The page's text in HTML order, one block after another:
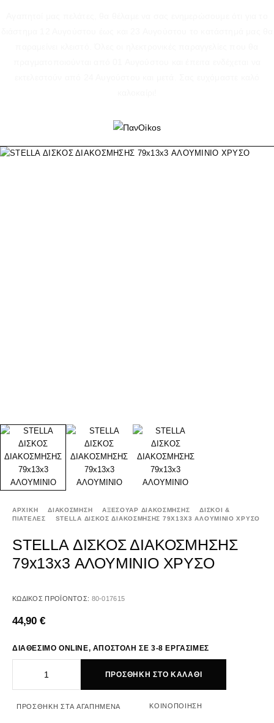
ΑΡΧΙΚΉ ΔΙΑΚΟΣΜΗΣΗ ΑΞΕΣΟΥΑΡ ΔΙΑΚΟΣΜΗΣΗΣ
ΔΙΣΚΟΙ &
ΠΙΑΤΕΛΕΣ
STELLA ΔΙΣΚΟΣ ΔΙΑΚΟΣΜΗΣΗΣ 79X13X3 ΑΛΟΥΜΙΝΙΟ ΧΡΥΣΟ
STELLA ΔΙΣΚΟΣ ΔΙΑΚΟΣΜΗΣΗΣ
79x13x3 ΑΛΟΥΜΙΝΙΟ ΧΡΥΣΟ
ΚΩΔΙΚΌΣ ΠΡΟΪΌΝΤΟΣ: 80-017615
44,90 €
ΔΙΑΘΕΣΙΜΟ ONLINE, ΑΠΟΣΤΟΛΗ ΣΕ 3-8 ΕΡΓΑΣΙΜΕΣ
ΠΡΟΣΘΉΚΗ ΣΤΟ ΚΑΛΆΘΙ
ΠΡΟΣΘΉΚΗ ΣΤΑ ΑΓΑΠΗΜΈΝΑ ΚΟΙΝΟΠΟΊΗΣΗ